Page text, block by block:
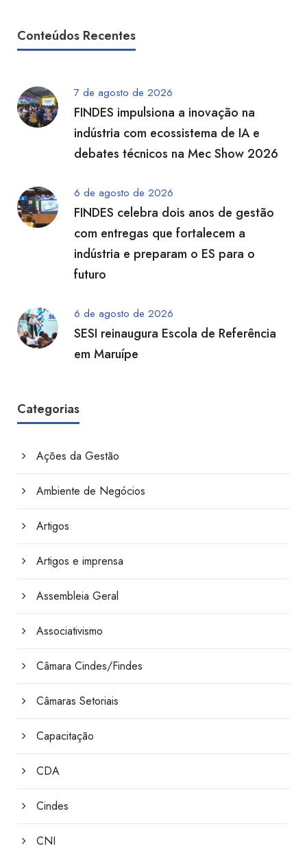
Conteúdos Recentes
7 de agosto de 2026
FINDES impulsiona a inovação na
indústria com ecossistema de IA e
debates técnicos na Mec Show 2026
6 de agosto de 2026
FINDES celebra dois anos de gestão
com entregas que fortalecem a
indústria e preparam o ES para o
futuro
6 de agosto de 2026
SESI reinaugura Escola de Referência
em Maruípe
Categorias
Ações da Gestão
Ambiente de Negócios
Artigos
Artigos e imprensa
Assembleia Geral
Associativismo
Câmara Cindes/Findes
Câmaras Setoriais
Capacitação
CDA
Cindes
CNI